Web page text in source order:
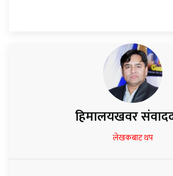
हिमालयखवर
लेखकबाट थप